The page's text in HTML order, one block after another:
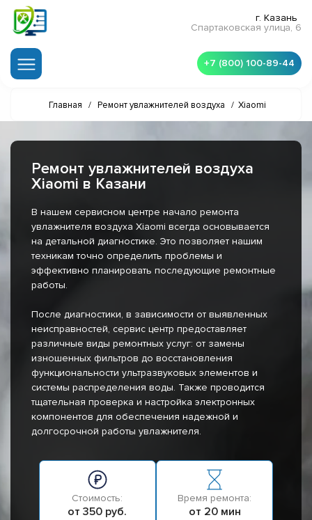
г. Казань
Спартаковская улица, 6
+7 (800) 100-89-44
Главная / Ремонт увлажнителей воздуха / Xiaomi
Ремонт увлажнителей воздуха
Xiaomi в Казани
В нашем сервисном центре начало ремонта
увлажнителя воздуха Xiaomi всегда основывается
на детальной диагностике. Это позволяет нашим
техникам точно определить проблемы и
эффективно планировать последующие ремонтные
работы.
После диагностики, в зависимости от выявленных
неисправностей, сервис центр предоставляет
различные виды ремонтных услуг: от замены
изношенных фильтров до восстановления
функциональности ультразвуковых элементов и
системы распределения воды. Также проводится
тщательная проверка и настройка электронных
компонентов для обеспечения надежной и
долгосрочной работы увлажнителя.
Стоимость:
от 350 руб.
Время ремонта:
от 20 мин